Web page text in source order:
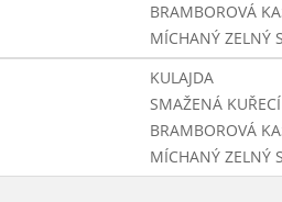
BRAMBOROVÁ
MÍCHANÝ ZELNÝ
KULAJDA
SMAŽENÁ
BRAMBOROVÁ
MÍCHANÝ ZELNÝ